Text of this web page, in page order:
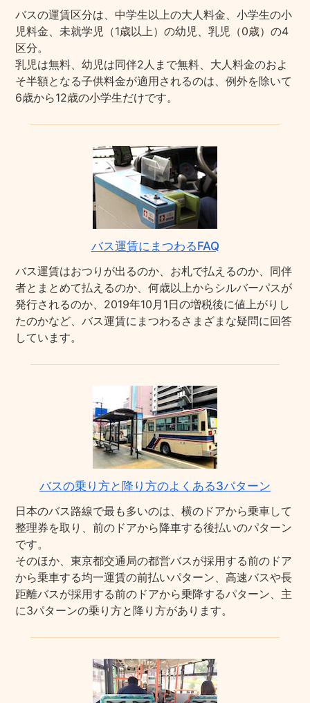
バスの運賃区分は、中学生以上の大人料金、小学生の小
児料金、未就学児（1歳以上）の幼児、乳児（0歳）の4
区分。
乳児は無料、幼児は同伴2人まで無料、大人料金のおよ
そ半額となる子供料金が適用されるのは、例外を除いて
6歳から12歳の小学生だけです。
バス運賃にまつわるFAQ
バス運賃はおつりが出るのか、お札で払えるのか、同伴
者とまとめて払えるのか、何歳以上からシルバーパスが
発行されるのか、2019年10月1日の増税後に値上がりし
たのかなど、バス運賃にまつわるさまざまな疑問に回答
しています。
バスの乗り方と降り方のよくある3パターン
日本のバス路線で最も多いのは、横のドアから乗車して
整理券を取り、前のドアから降車する後払いのパターン
です。
そのほか、東京都交通局の都営バスが採用する前のドア
から乗車する均一運賃の前払いパターン、高速バスや長
距離バスが採用する前のドアから乗降するパターン、主
に3パターンの乗り方と降り方があります。